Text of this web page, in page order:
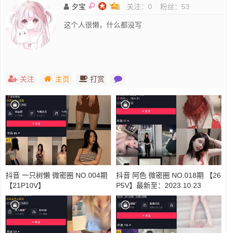
夕宝 关注： 0 粉丝： 53
这个人很懒，什么都没写
关注 主页 打赏
抖音 一只树懒 微密圈 NO.004期
【21P10V】
抖音 阿色 微密圈 NO.018期 【26
P5V】最新至：2023.10.23